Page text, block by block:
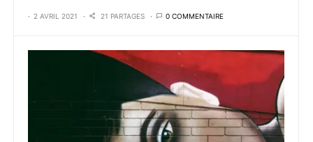
2 AVRIL 2021 21 PARTAGES 0 COMMENTAIRE